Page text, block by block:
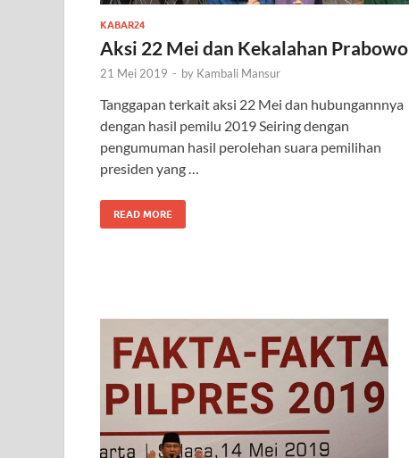
KABAR24
Aksi 22 Mei dan Kekalahan Prabowo
21 Mei 2019 - by Kambali Mansur
Tanggapan terkait aksi 22 Mei dan hubungannnya
dengan hasil pemilu 2019 Seiring dengan
pengumuman hasil perolehan suara pemilihan
presiden yang …
READ MORE